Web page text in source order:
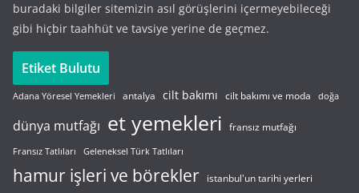
buradaki bilgiler sitemizin asıl görüşlerini içermeyebileceği
gibi hiçbir taahhüt ve tavsiye yerine de geçmez.
Etiket Bulutu
Adana Yöresel Yemekleri antalya cilt bakımı cilt bakımı ve moda doğa
dünya mutfağı et yemekleri fransız mutfağı
Fransız Tatlıları Geleneksel Türk Tatlıları
hamur işleri ve börekler istanbul'un tarihi yerleri